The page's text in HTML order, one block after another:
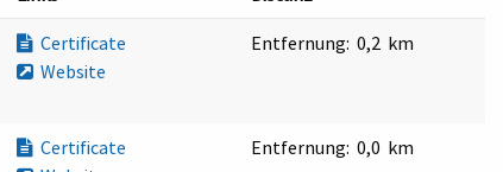
Certificate
Website
Entfernung: 0,2 km
Certificate
Entfernung: 0,0 km